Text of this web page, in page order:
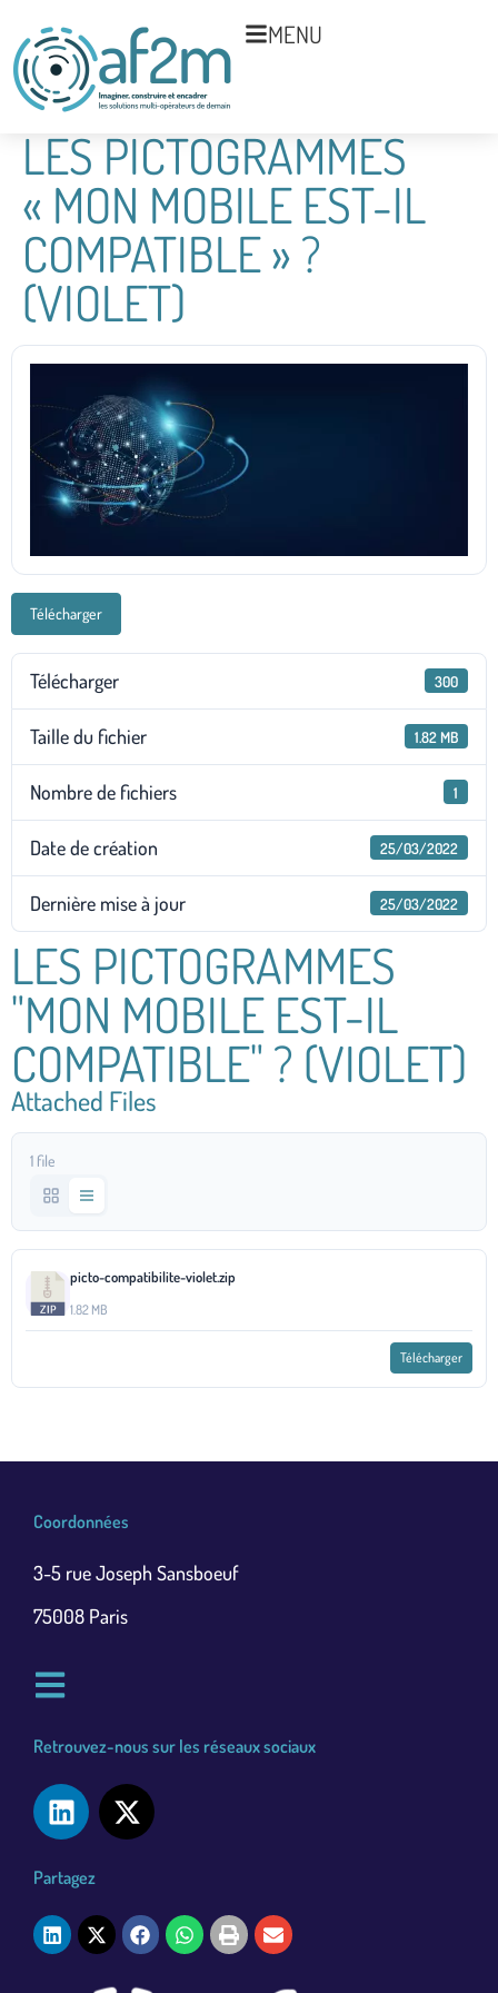
MENU
LES PICTOGRAMMES
« MON MOBILE EST-IL
COMPATIBLE » ?
(VIOLET)
Télécharger
Télécharger 300
Taille du fichier 1.82 MB
Nombre de fichiers 1
Date de création 25/03/2022
Dernière mise à jour 25/03/2022
LES PICTOGRAMMES
"MON MOBILE EST-IL
COMPATIBLE" ? (VIOLET)
Attached Files
1 file
picto-compatibilite-violet.zip
1.82 MB
Télécharger
Coordonnées
3-5 rue Joseph Sansboeuf
75008 Paris
Retrouvez-nous sur les réseaux sociaux
Partagez